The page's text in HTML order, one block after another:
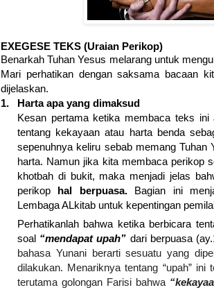
EXEGESE TEKS (Uraian Perikop)
Benarkah Tuhan Yesus melarang untuk
Mari perhatikan dengan saksama bacaan
dijelaskan.
1.
Harta apa yang dimaksud
Kesan pertama ketika membaca teks ini
tentang kekayaan atau harta benda
sepenuhnya keliru sebab memang Tuhan
harta. Namun jika kita membaca perikop
khotbah di bukit, maka menjadi jelas
perikop hal berpuasa. Bagian ini
Lembaga ALkitab untuk kepentingan
Perhatikanlah bahwa ketika berbicara
soal “mendapat upah” dari berpuasa
bahasa Yunani berarti sesuatu yang
dilakukan. Menariknya tentang “upah”
terutama golongan Farisi bahwa